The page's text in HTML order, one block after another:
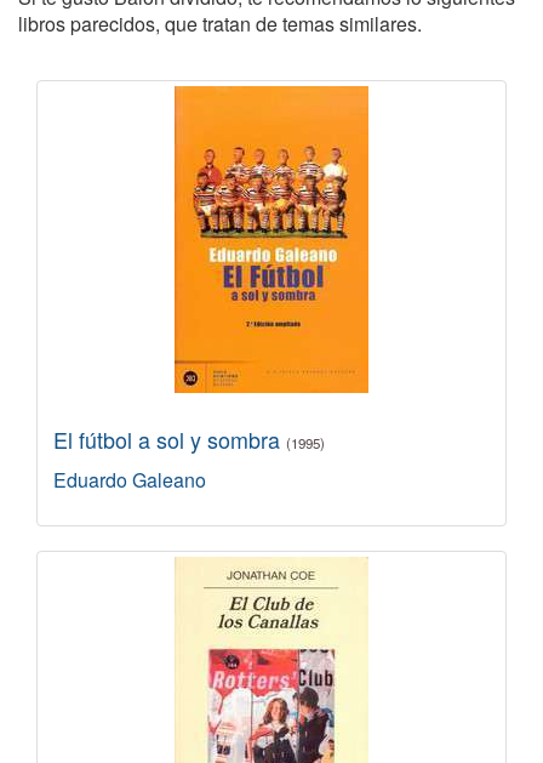
libros parecidos, que tratan de temas similares.
El fútbol a sol y sombra (1995)
Eduardo Galeano